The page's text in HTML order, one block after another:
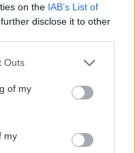
on the IAB’s List of
disclose it to other
one or more Google
You may click to
its third-party tags to
in below Google
Outs
of my
my
kusa betónu.
šachtovú skruž
kúpite od 20 €.
skruže vážia 200